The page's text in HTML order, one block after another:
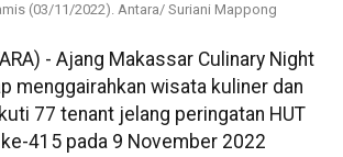
(03/11/2022). Antara/ Suriani Mappong
- Ajang Makassar Culinary Night
menggairahkan wisata kuliner dan
77 tenant jelang peringatan HUT
415 pada 9 November 2022